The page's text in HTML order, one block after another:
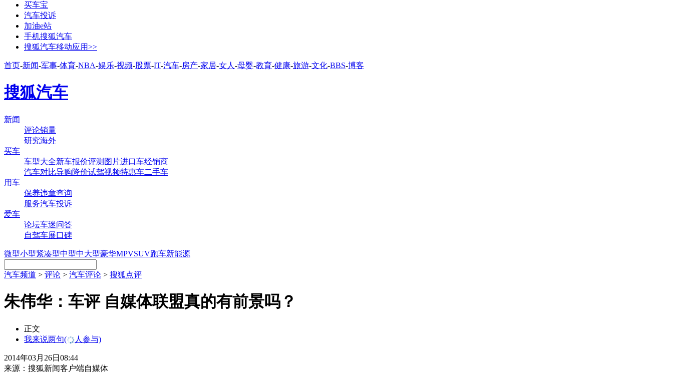
买车宝
汽车投诉
加油e站
手机搜狐汽车
搜狐汽车移动应用>>
首页-新闻-军事-体育-NBA-娱乐-视频-股票-IT-汽车-房产-家居-女人 -母婴-教育-健康-旅游-文化-BBS-博客
搜狐汽车
新闻
评论销量
研究海外
买车
车型大全新车报价评测 图片进口车经销商
汽车对比导购降价试驾视频特惠车二手车
用车
保养违章查询
服务汽车投诉
爱车
论坛车迷问答
自驾车展口碑
微型小型紧凑型中型中大型豪华MPVSUV跑车新能源
汽车频道 > 评论 > 汽车评论 > 搜狐点评
朱伟华：车评 自媒体联盟真的有前景吗？
正文
我来说两句( 人参与)
2014年03月26日08:44
来源： 搜狐新闻客户端自媒体